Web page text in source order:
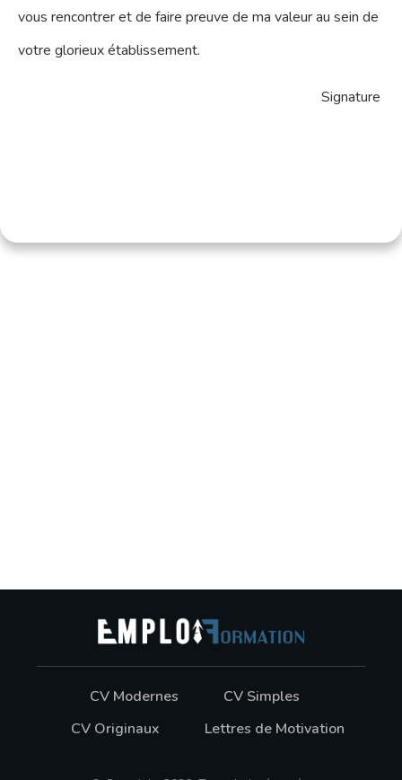
vous rencontrer et de faire preuve de ma valeur au sein de
votre glorieux établissement.
Signature
CV Modernes
CV Simples
CV Originaux
Lettres de Motivation